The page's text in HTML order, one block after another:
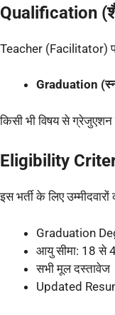
Qualification
Teacher (Facilitator)
Graduation
किसी भी विषय से
Eligibility
इस भर्ती के लिए उम्मीदवारों
Graduation
आयु सीमा: 18 से
सभी मूल दस्तावेज
Updated